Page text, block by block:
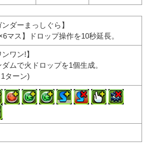
ンダーまっしぐら】
マス】ドロップ操作を10秒延長。
ンワン!】
ダムで火ドロップを1個生成。
ターン)